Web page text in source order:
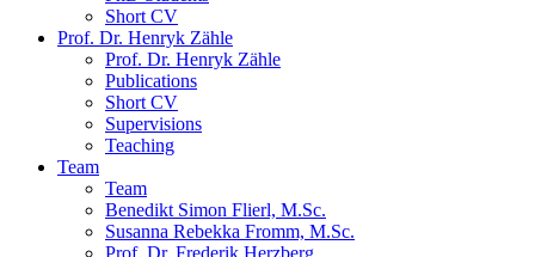
Short CV
Prof. Dr. Henryk Zähle
Prof. Dr. Henryk Zähle
Publications
Short CV
Supervisions
Teaching
Team
Team
Benedikt Simon Flierl, M.Sc.
Susanna Rebekka Fromm, M.Sc.
Prof. Dr. Frederik Herzberg